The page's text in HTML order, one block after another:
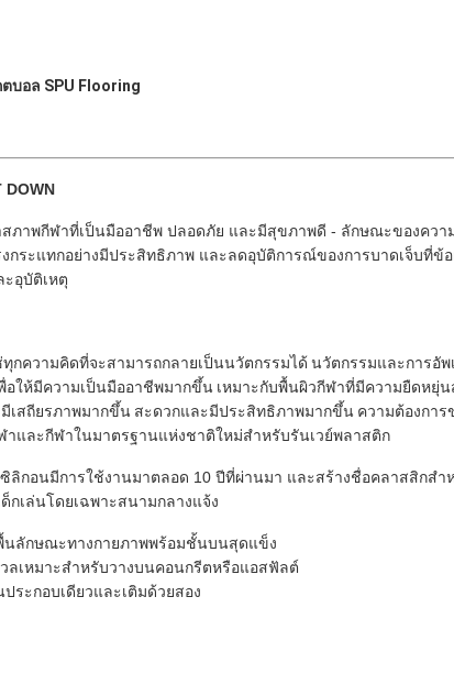
บอล SPU Flooring
DOWN
สภาพกีฬาที่เป็นมืออาชีพ ปลอดภัย และมีสุขภาพดี - ลักษณะของควา
กระแทกอย่างมีประสิทธิภาพ และลดอุบัติการณ์ของการบาดเจ็บที่ข้
อุบัติเหตุ
กความคิดที่จะสามารถกลายเป็นนวัตกรรมได้ นวัตกรรมและการอัพ
ให้มีความเป็นมืออาชีพมากขึ้น เหมาะกับพื้นผิวกีฬาที่มีความยืดหยุ่น
เสถียรภาพมากขึ้น สะดวกและมีประสิทธิภาพมากขึ้น ความต้องการ
าและกีฬาในมาตรฐานแห่งชาติใหม่สำหรับรันเวย์พลาสติก
ลิกอนมีการใช้งานมาตลอด 10 ปีที่ผ่านมา และสร้างชื่อคลาสสิกส
เล่นโดยเฉพาะสนามกลางแจ้ง
นลักษณะทางกายภาพพร้อมชั้นบนสุดแข็ง
ลเหมาะสำหรับวางบนคอนกรีตหรือแอสฟัลต์
ะกอบเดียวและเติมด้วยสอง